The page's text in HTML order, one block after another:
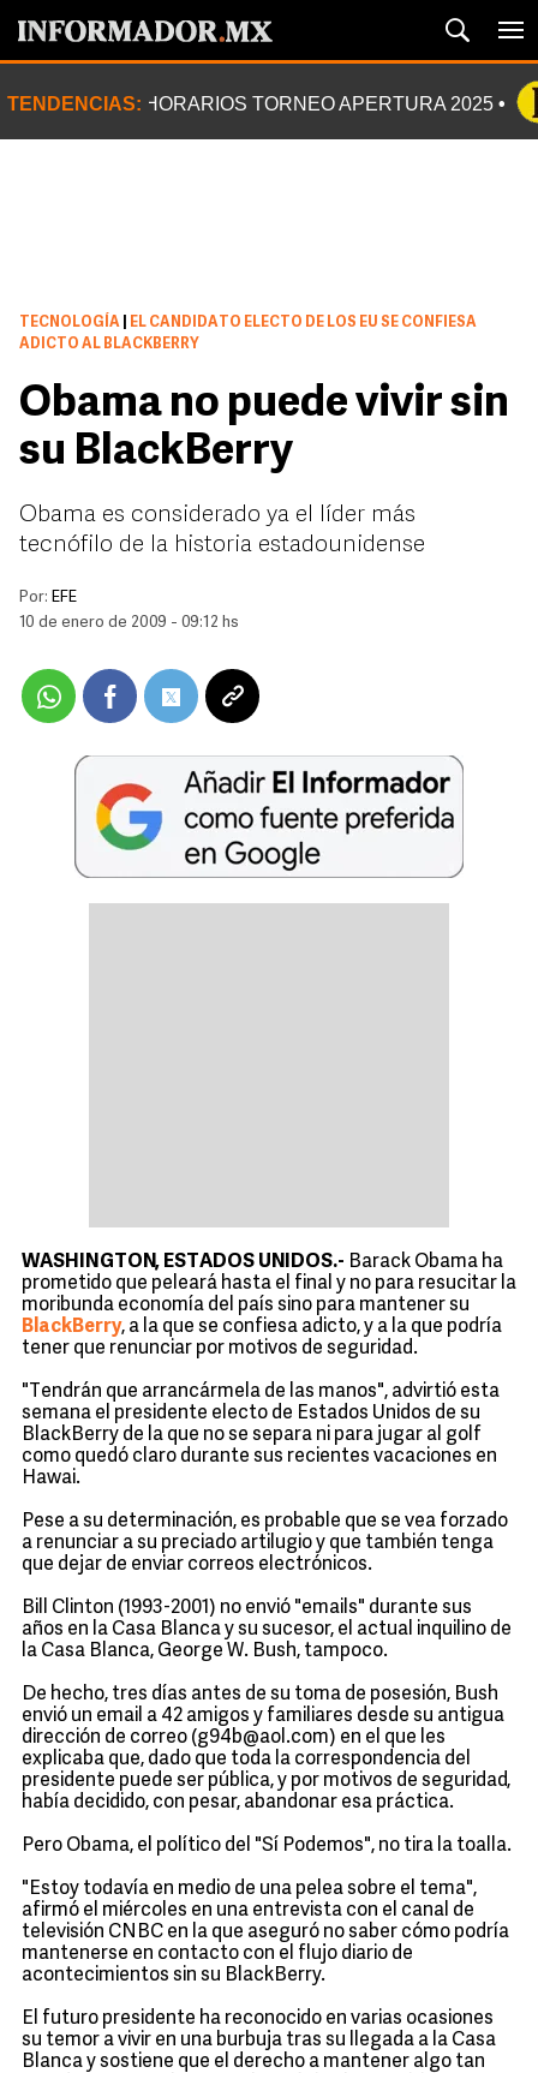
TENDENCIAS: HORARIOS TORNEO APERTURA 2025
TECNOLOGÍA
EL CANDIDATO ELECTO DE LOS EU SE CONFIESA
ADICTO AL BLACKBERRY
Obama no puede vivir sin
su BlackBerry
Obama es considerado ya el líder más
tecnófilo de la historia estadounidense
Por: EFE
10 de enero de 2009 - 09:12 hs
WASHINGTON, ESTADOS UNIDOS.- Barack Obama ha
prometido que peleará hasta el final y no para resucitar la
moribunda economía del país sino para mantener su
BlackBerry, a la que se confiesa adicto, y a la que podría
tener que renunciar por motivos de seguridad.
"Tendrán que arrancármela de las manos", advirtió esta
semana el presidente electo de Estados Unidos de su
BlackBerry de la que no se separa ni para jugar al golf
como quedó claro durante sus recientes vacaciones en
Hawai.
Pese a su determinación, es probable que se vea forzado
a renunciar a su preciado artilugio y que también tenga
que dejar de enviar correos electrónicos.
Bill Clinton (1993-2001) no envió "emails" durante sus
años en la Casa Blanca y su sucesor, el actual inquilino de
la Casa Blanca, George W. Bush, tampoco.
De hecho, tres días antes de su toma de posesión, Bush
envió un email a 42 amigos y familiares desde su antigua
dirección de correo (g94b@aol.com) en el que les
explicaba que, dado que toda la correspondencia del
presidente puede ser pública, y por motivos de seguridad,
había decidido, con pesar, abandonar esa práctica.
Pero Obama, el político del "Sí Podemos", no tira la toalla.
"Estoy todavía en medio de una pelea sobre el tema",
afirmó el miércoles en una entrevista con el canal de
televisión CNBC en la que aseguró no saber cómo podría
mantenerse en contacto con el flujo diario de
acontecimientos sin su BlackBerry.
El futuro presidente ha reconocido en varias ocasiones
su temor a vivir en una burbuja tras su llegada a la Casa
Blanca y sostiene que el derecho a mantener algo tan